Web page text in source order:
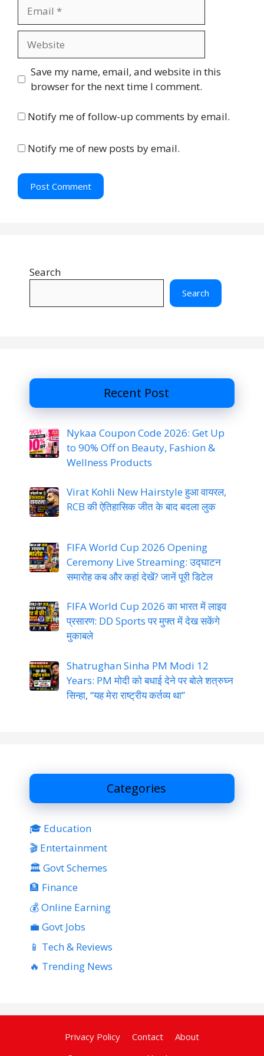
a
l
s
t
Save my name, email, and website in this
browser for the next time I comment.
Notify me of follow-up comments by email.
Notify me of new posts by email.
Search
Search
Recent Post
Nykaa Coupon Code 2026: Get Up
to 90% Off on Beauty, Fashion &
Wellness Products
Virat Kohli New Hairstyle हुआ वायरल,
RCB की ऐतिहासिक जीत के बाद बदला लुक
FIFA World Cup 2026 Opening
Ceremony Live Streaming: उद्घाटन
समारोह कब और कहां देखें? जानें पूरी डिटेल
FIFA World Cup 2026 का भारत में लाइव
प्रसारण: DD Sports पर मुफ्त में देख सकेंगे
मुकाबले
Shatrughan Sinha PM Modi 12
Years: PM मोदी को बधाई देने पर बोले शत्रुघ्न
सिन्हा, “यह मेरा राष्ट्रीय कर्तव्य था”
Categories
🎓 Education
🎬 Entertainment
🏛 Govt Schemes
🏦 Finance
💰 Online Earning
💼 Govt Jobs
📱 Tech & Reviews
🔥 Trending News
Privacy Policy Contact
About